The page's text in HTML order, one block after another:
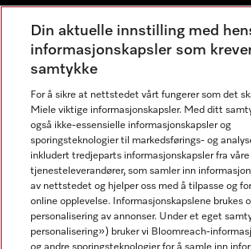
Miele Experience Center Nesbru
Miele Outlet Nesbru
Nyhetsbrev
Din aktuelle innstilling med
informasjonskapsler som
samtykke
For å sikre at nettstedet vårt fungerer som det
Miele viktige informasjonskapsler. Med ditt
også ikke-essensielle informasjonskapsler og
sporingsteknologier til markedsførings- og
inkludert tredjeparts informasjonskapsler fra
tjenesteleverandører, som samler inn
av nettstedet og hjelper oss med å tilpasse og
online opplevelse. Informasjonskapslene brukes
personalisering av annonser. Under et eget
personalisering») bruker vi Bloomreach-